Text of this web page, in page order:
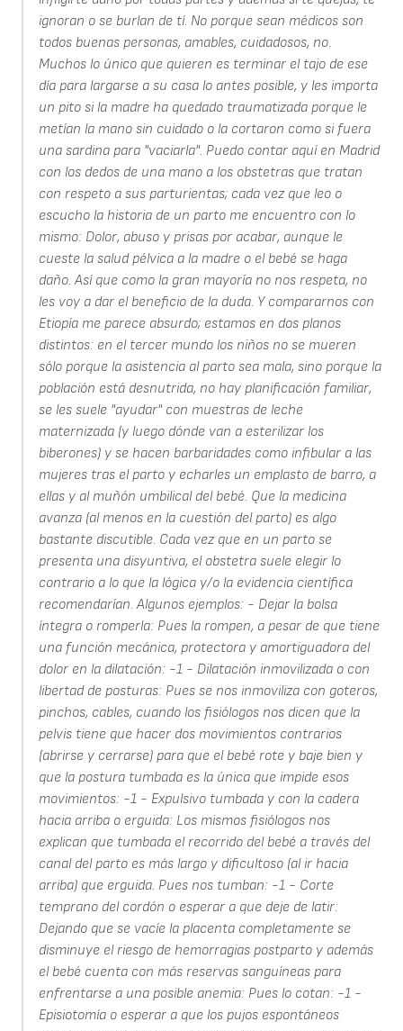
ignoran o se burlan de tí. No porque sean médicos son
todos buenas personas, amables, cuidadosos, no.
Muchos lo único que quieren es terminar el tajo de ese
día para largarse a su casa lo antes posible, y les importa
un pito si la madre ha quedado traumatizada porque le
metían la mano sin cuidado o la cortaron como si fuera
una sardina para "vaciarla". Puedo contar aquí en Madrid
con los dedos de una mano a los obstetras que tratan
con respeto a sus parturientas; cada vez que leo o
escucho la historia de un parto me encuentro con lo
mismo: Dolor, abuso y prisas por acabar, aunque le
cueste la salud pélvica a la madre o el bebé se haga
daño. Así que como la gran mayoría no nos respeta, no
les voy a dar el beneficio de la duda. Y compararnos con
Etiopía me parece absurdo; estamos en dos planos
distintos: en el tercer mundo los niños no se mueren
sólo porque la asistencia al parto sea mala, sino porque la
población está desnutrida, no hay planificación familiar,
se les suele "ayudar" con muestras de leche
maternizada (y luego dónde van a esterilizar los
biberones) y se hacen barbaridades como infibular a las
mujeres tras el parto y echarles un emplasto de barro, a
ellas y al muñón umbilical del bebé. Que la medicina
avanza (al menos en la cuestión del parto) es algo
bastante discutible. Cada vez que en un parto se
presenta una disyuntiva, el obstetra suele elegir lo
contrario a lo que la lógica y/o la evidencia científica
recomendarían. Algunos ejemplos: - Dejar la bolsa
íntegra o romperla: Pues la rompen, a pesar de que tiene
una función mecánica, protectora y amortiguadora del
dolor en la dilatación: -1 - Dilatación inmovilizada o con
libertad de posturas: Pues se nos inmoviliza con goteros,
pinchos, cables, cuando los fisiólogos nos dicen que la
pelvis tiene que hacer dos movimientos contrarios
(abrirse y cerrarse) para que el bebé rote y baje bien y
que la postura tumbada es la única que impide esos
movimientos: -1 - Expulsivo tumbada y con la cadera
hacia arriba o erguida: Los mismos fisiólogos nos
explican que tumbada el recorrido del bebé a través del
canal del parto es más largo y dificultoso (al ir hacia
arriba) que erguida. Pues nos tumban: -1 - Corte
temprano del cordón o esperar a que deje de latir:
Dejando que se vacíe la placenta completamente se
disminuye el riesgo de hemorragias postparto y además
el bebé cuenta con más reservas sanguíneas para
enfrentarse a una posible anemia: Pues lo cotan: -1 -
Episiotomía o esperar a que los pujos espontáneos